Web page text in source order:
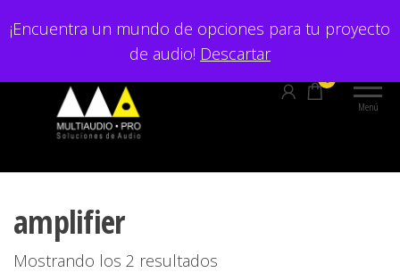
al¡Encuentra un mundo de opciones para tu proyecto
de audio! Descartar
Menú
0
amplifier
Mostrando los 2 resultados